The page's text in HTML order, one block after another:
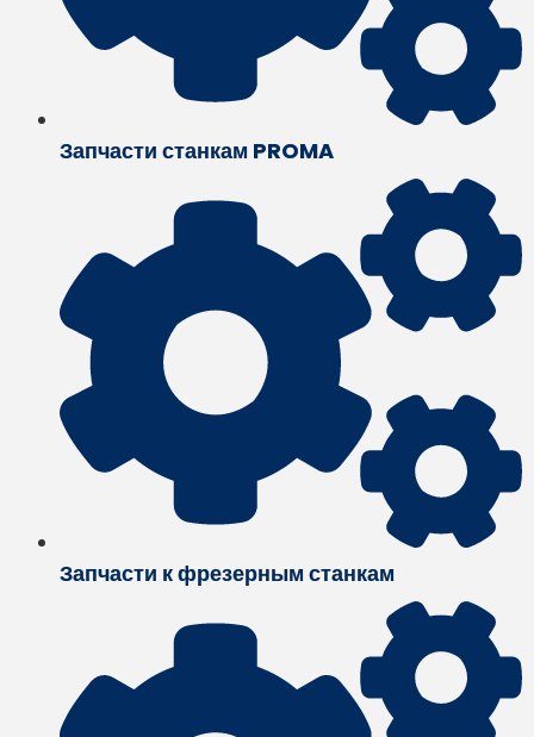
Запчасти станкам PROMA
Запчасти к фрезерным станкам